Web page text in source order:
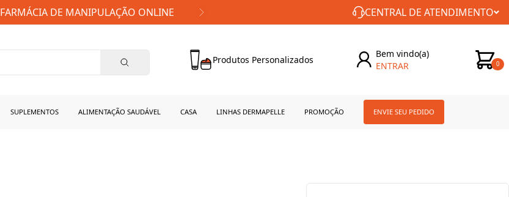
FRETE GRÁTIS PARA TODO BRASIL! CONSTÂNCIA NO CUIDADO COM VOCÊ!
CENTRAL DE ATENDIMENTO
Produtos Personalizados
Bem vindo(a)
ENTRAR
0
SUPLEMENTOS ALIMENTAÇÃO SAUDÁVEL CASA LINHAS DERMAPELLE PROMOÇÃO ENVIE SEU PEDIDO